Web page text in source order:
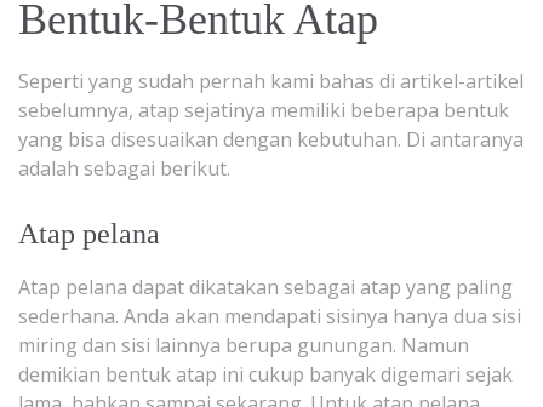
Bentuk-Bentuk Atap
Seperti yang sudah pernah kami bahas di artikel-artikel
sebelumnya, atap sejatinya memiliki beberapa bentuk
yang bisa disesuaikan dengan kebutuhan. Di antaranya
adalah sebagai berikut.
Atap pelana
Atap pelana dapat dikatakan sebagai atap yang paling
sederhana. Anda akan mendapati sisinya hanya dua sisi
miring dan sisi lainnya berupa gunungan. Namun
demikian bentuk atap ini cukup banyak digemari sejak